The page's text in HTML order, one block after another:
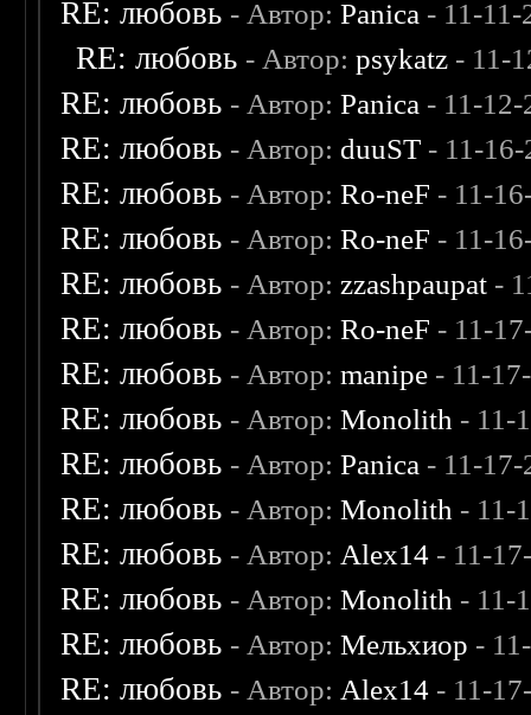
RE: любовь - Автор:Panica - 11-
RE: любовь - Автор:psykatz - 11-
RE: любовь - Автор:Panica - 11-
RE: любовь - Автор: duuST - 11-
RE: любовь - Автор:Ro-neF - 11-
RE: любовь - Автор:Ro-neF - 11-
RE: любовь - Автор: zzashpaupat -
RE: любовь - Автор:Ro-neF - 11-
RE: любовь - Автор:manipe - 11-
RE: любовь - Автор:Monolith - 11-
RE: любовь - Автор:Panica - 11-
RE: любовь - Автор:Monolith - 11-
RE: любовь - Автор: Alex14 - 11-
RE: любовь - Автор:Monolith - 11-
RE: любовь - Автор:Мельхиор -
RE: любовь - Автор: Alex14 - 11-